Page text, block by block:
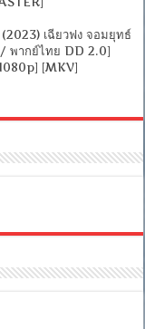
เฉียวฟง จอมยุทธ์
/ พากย์ไทย DD 2.0]
[MKV]